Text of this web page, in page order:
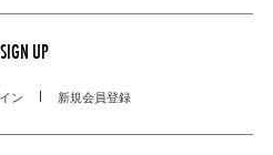
SIGN UP
ン 新規会員登録